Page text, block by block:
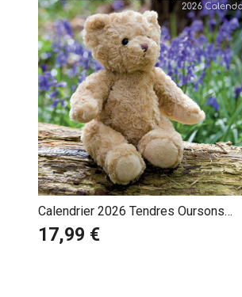
Calendrier 2026 Tendres Oursons
Peluches
17,99 €